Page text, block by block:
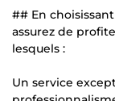
## En
assurez de
lesquels :
Un service